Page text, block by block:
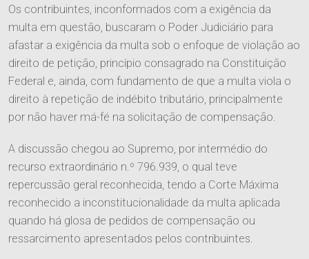
O Escritório
Quem Somos
Responsabilidade Social
Equipe
Áreas de Atuação
Tributário
Cível
Trabalhista
Agronegócio
Publicações
Imprensa
Informativos
Contato
Os contribuintes, inconformados com a exigência da
multa em questão, buscaram o Poder Judiciário para
afastar a exigência da multa sob o enfoque de violação ao
direito de petição, princípio consagrado na Constituição
Federal e, ainda, com fundamento de que a multa viola o
direito à repetição de indébito tributário, principalmente
por não haver má-fé na solicitação de compensação.
A discussão chegou ao Supremo, por intermédio do
recurso extraordinário n.º 796.939, o qual teve
repercussão geral reconhecida, tendo a Corte Máxima
reconhecido a inconstitucionalidade da multa aplicada
quando há glosa de pedidos de compensação ou
ressarcimento apresentados pelos contribuintes.